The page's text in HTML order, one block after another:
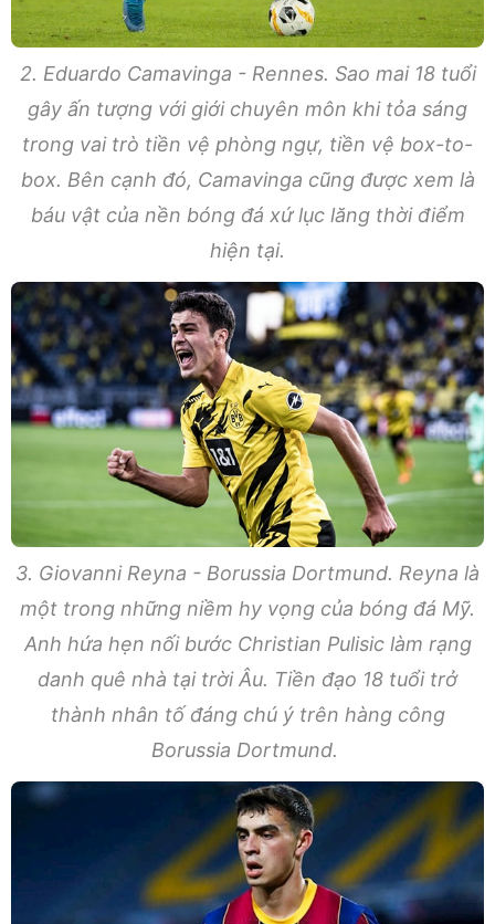
2. Eduardo Camavinga - Rennes. Sao mai 18 tuổi
gây ấn tượng với giới chuyên môn khi tỏa sáng
trong vai trò tiền vệ phòng ngự, tiền vệ box-to-
box. Bên cạnh đó, Camavinga cũng được xem là
báu vật của nền bóng đá xứ lục lăng thời điểm
hiện tại.
3. Giovanni Reyna - Borussia Dortmund. Reyna là
một trong những niềm hy vọng của bóng đá Mỹ.
Anh hứa hẹn nối bước Christian Pulisic làm rạng
danh quê nhà tại trời Âu. Tiền đạo 18 tuổi trở
thành nhân tố đáng chú ý trên hàng công
Borussia Dortmund.